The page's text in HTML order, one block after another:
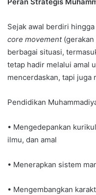
Sejak awal berdiri
core movement(gerakan
berbagai situasi,
tetap hadir melalui amal
mencerdaskan, tapi juga
Pendidikan
• Mengedepankan
ilmu, dan amal
• Menerapkan sistem
• Mengembangkan